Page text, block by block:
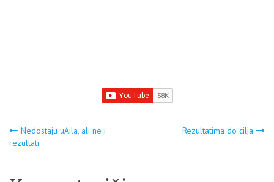
Navigacija
Nedostaju uÄila, ali ne i
rezultati
Rezultatima do cilja